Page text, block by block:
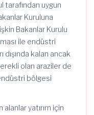
tarafından uygun
Kuruluna
Bakanlar Kurulu
ile endüstri
dışında kalan ancak
olan araziler de
bölgesi
yatırım için